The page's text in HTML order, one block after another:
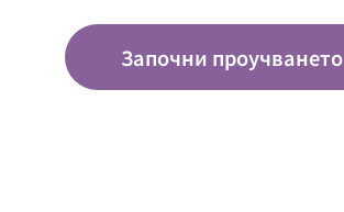
Започни проучването